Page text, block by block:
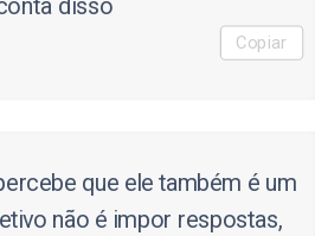
disso
Copiar
que ele também é um
não é impor respostas,